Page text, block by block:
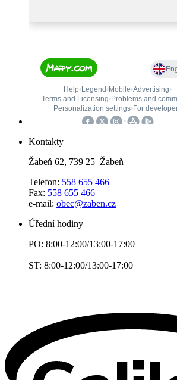
Kontakty
Žabeň 62, 739 25 Žabeň
Telefon: 558 655 466
Fax: 558 655 466
e-mail: obec@zaben.cz
Úřední hodiny
PO: 8:00-12:00/13:00-17:00
ST: 8:00-12:00/13:00-17:00